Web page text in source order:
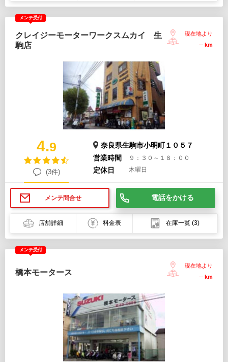
メンテ受付
クレイジーモーターワークスムカイ 生
駒店
現在地より
-- km
4.9
(3件)
奈良県生駒市小明町１０５７
営業時間
９：３０～１８：００
定休日 木曜日
メンテ問合せ 電話をかける
店舗詳細 料金表 在庫一覧 (3)
メンテ受付
橋本モータース
現在地より
-- km